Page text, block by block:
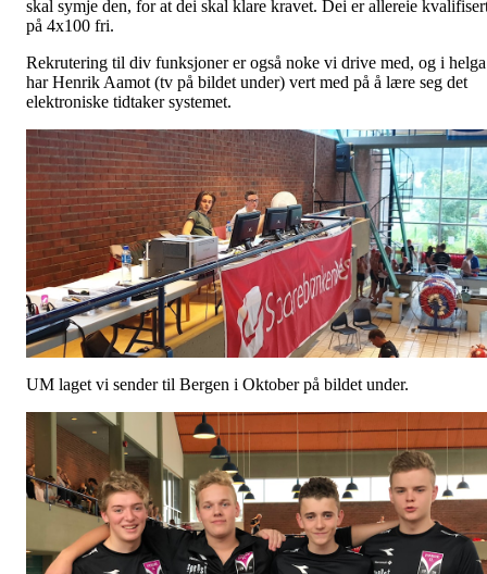
skal symje den, for at dei skal klare kravet. Dei er allereie
på 4x100 fri.
Rekrutering til div funksjoner er også noke vi drive med, og i helga
har Henrik Aamot (tv på bildet under) vert med på å lære seg det
elektroniske tidtaker systemet.
UM laget vi sender til Bergen i Oktober på bildet under.